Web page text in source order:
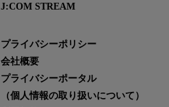
J:COM STREAM
プライバシーポリシー
会社概要
プライバシーポータル
（個人情報の取り扱いについて）